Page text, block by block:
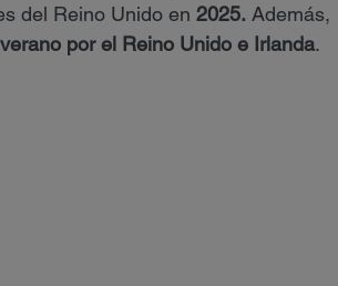
del Reino Unido en 2025. Además,
por el Reino Unido e Irlanda.